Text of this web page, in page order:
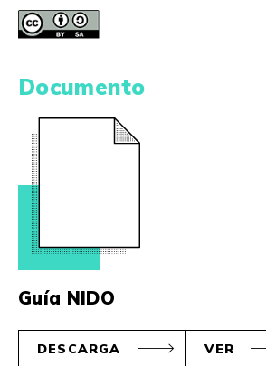
Documento
Guía NIDO
DESCARGA VER